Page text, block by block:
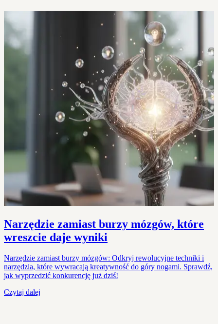
Narzędzie zamiast burzy mózgów, które
wreszcie daje wyniki
Narzędzie zamiast burzy mózgów: Odkryj rewolucyjne techniki i
narzędzia, które wywracają kreatywność do góry nogami. Sprawdź,
jak wyprzedzić konkurencję już dziś!
Czytaj dalej